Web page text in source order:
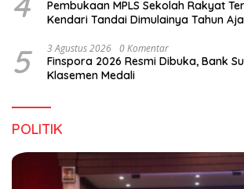
Pembukaan MPLS Sekolah Rakyat
Kendari Tandai Dimulainya Tahun
5 3 Agustus 2026 0 Komentar
Finspora 2026 Resmi Dibuka, Bank
Klasemen Medali
POLITIK